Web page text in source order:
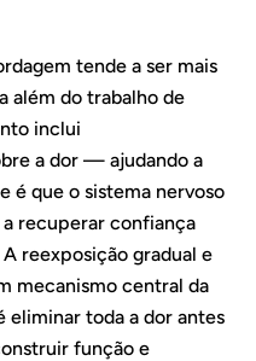
tende a ser mais
além do trabalho de
inclui
a dor — ajudando a
é que o sistema nervoso
recuperar confiança
reexposição gradual e
mecanismo central da
eliminar toda a dor antes
função e